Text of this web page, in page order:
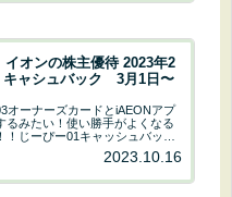
イオンの株主優待 2023年2
ャシュバック 3月1日〜
オーナーズカードとiAEONアプ
るみたい！使い勝手がよくなる
！じーぴー01キャッシュバック
POINTで貰えるようになります。
Welcomeです～(*´ω｀*)今回は
2023.10.16